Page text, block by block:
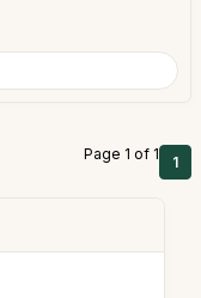
Page 1 of 1 1